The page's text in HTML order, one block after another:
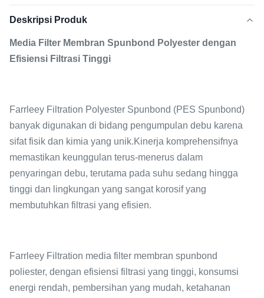
Deskripsi Produk
Media Filter Membran Spunbond Polyester dengan
Efisiensi Filtrasi Tinggi
Farrleey Filtration Polyester Spunbond (PES Spunbond)
banyak digunakan di bidang pengumpulan debu karena
sifat fisik dan kimia yang unik.Kinerja komprehensifnya
memastikan keunggulan terus-menerus dalam
penyaringan debu, terutama pada suhu sedang hingga
tinggi dan lingkungan yang sangat korosif yang
membutuhkan filtrasi yang efisien.
Farrleey Filtration media filter membran spunbond
poliester, dengan efisiensi filtrasi yang tinggi, konsumsi
energi rendah, pembersihan yang mudah, ketahanan